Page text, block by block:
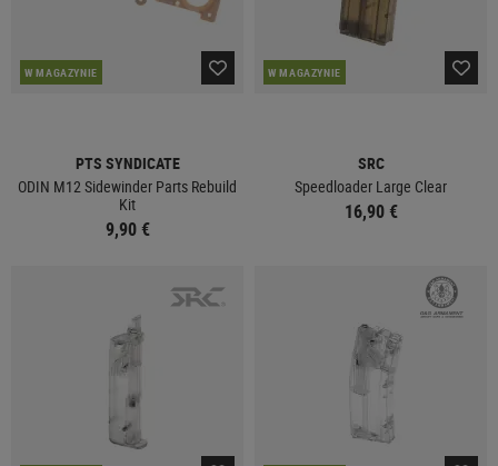
W MAGAZYNIE
PTS SYNDICATE
ODIN M12 Sidewinder Parts Rebuild
Kit
9,90 €
W MAGAZYNIE
SRC
Speedloader Large Clear
16,90 €